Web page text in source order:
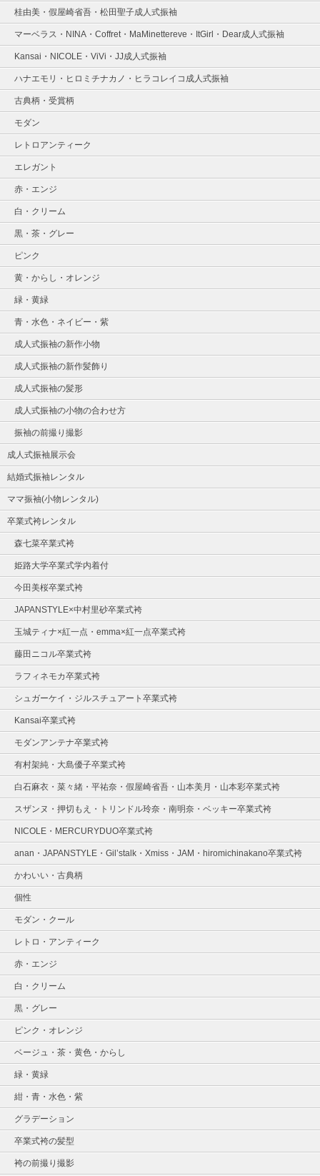
桂由美・假屋崎省吾・松田聖子成人式振袖
マーベラス・NINA・Coffret・MaMinettereve・ItGirl・Dear成人式振袖
Kansai・NICOLE・ViVi・JJ成人式振袖
ハナエモリ・ヒロミチナカノ・ヒラコレイコ成人式振袖
古典柄・受賞柄
モダン
レトロアンティーク
エレガント
赤・エンジ
白・クリーム
黒・茶・グレー
ピンク
黄・からし・オレンジ
緑・黄緑
青・水色・ネイビー・紫
成人式振袖の新作小物
成人式振袖の新作髪飾り
成人式振袖の髪形
成人式振袖の小物の合わせ方
振袖の前撮り撮影
成人式振袖展示会
結婚式振袖レンタル
ママ振袖(小物レンタル)
卒業式袴レンタル
森七菜卒業式袴
姫路大学卒業式学内着付
今田美桜卒業式袴
JAPANSTYLE×中村里砂卒業式袴
玉城ティナ×紅一点・emma×紅一点卒業式袴
藤田ニコル卒業式袴
ラフィネモカ卒業式袴
シュガーケイ・ジルスチュアート卒業式袴
Kansai卒業式袴
モダンアンテナ卒業式袴
有村架純・大島優子卒業式袴
白石麻衣・菜々緒・平祐奈・假屋崎省吾・山本美月・山本彩卒業式袴
スザンヌ・押切もえ・トリンドル玲奈・南明奈・ベッキー卒業式袴
NICOLE・MERCURYDUO卒業式袴
anan・JAPANSTYLE・Gil’stalk・Xmiss・JAM・hiromichinakano卒業式袴
かわいい・古典柄
個性
モダン・クール
レトロ・アンティーク
赤・エンジ
白・クリーム
黒・グレー
ピンク・オレンジ
ベージュ・茶・黄色・からし
緑・黄緑
紺・青・水色・紫
グラデーション
卒業式袴の髪型
袴の前撮り撮影